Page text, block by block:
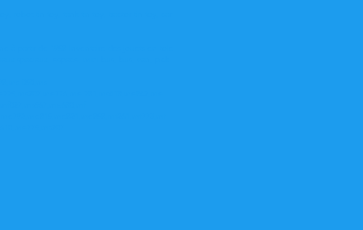
robot tin toy, tank tin toy, tractor tin toy, car
à partir de 1958 Inventaire des jouets en tole
spaciaux, espace, mini bus, bus, van, pick
050,ms
781,ms418,me842,me